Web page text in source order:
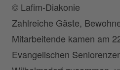
© Lafim-Diakonie
Zahlreiche Gäste,
Mitarbeitende kamen am
Evangelischen